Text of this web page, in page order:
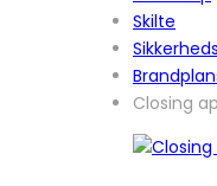
Skilte
Closing